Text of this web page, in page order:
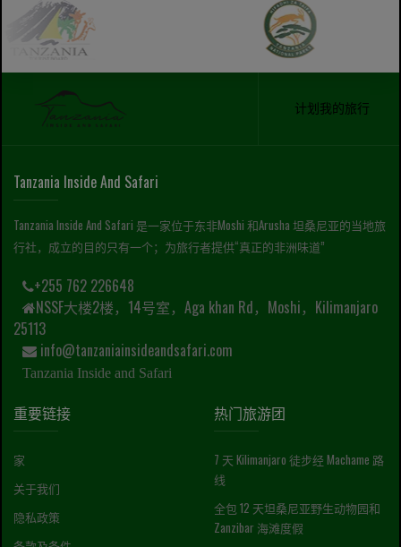
计划我的旅行
Tanzania Inside And Safari
Tanzania Inside And Safari 是一家位于东非Moshi 和Arusha 坦桑尼亚的当地旅
行社，成立的目的只有一个；为旅行者提供“真正的非洲味道”
+255 762 226648
NSSF大楼2楼，14号室，Aga khan Rd，Moshi，Kilimanjaro
25113
info@tanzaniainsideandsafari.com
Tanzania Inside and Safari
重要链接
家
关于我们
隐私政策
热门旅游团
7 天 Kilimanjaro 徒步经 Machame 路
线
全包 12 天坦桑尼亚野生动物园和
Zanzibar 海滩度假